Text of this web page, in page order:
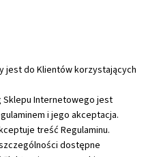
jest do Klientów korzystających
Sklepu Internetowego jest
i jego akceptacja.
treść Regulaminu.
dostępne